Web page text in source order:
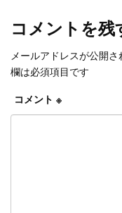
コメントを残
メールアドレスが公開さ
欄は必須項目です
コメント ※